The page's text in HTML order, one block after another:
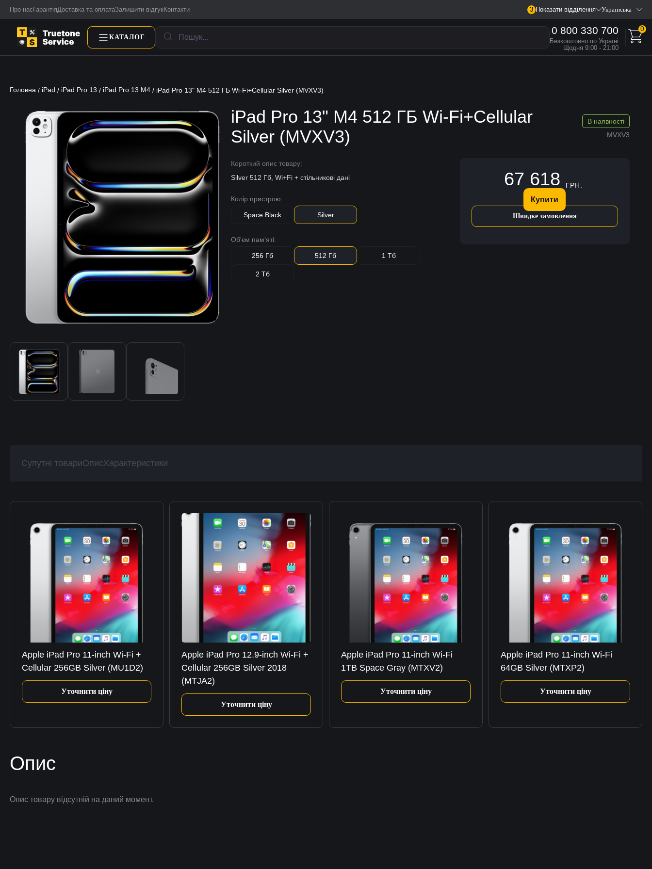
Про нас ГарантіяДоставка та оплатаЗалишити відгукКонтакти 3 Показати відділення Українська
КАТАЛОГ
0 800 330 700
Безкоштовно по Україні
Щодня 9:00 - 21:00
0
Головна / iPad / iPad Pro 13 / iPad Pro 13 M4 / iPad Pro 13" M4 512 ГБ Wi-Fi+Cellular Silver (MVXV3)
iPad Pro 13" M4 512 ГБ Wi-Fi+Cellular
Silver (MVXV3)
MVXV3
В наявності
Короткий опис товару:
Silver 512 Гб, Wi+Fi + стільникові дані
Колір пристрою:
Space Black Silver
Об'єм пам'яті:
256 Гб 512 Гб 1 Тб
2 Тб
67 618 ГРН.
Купити
Швидке замовлення
Супутні товариОписХарактеристики
Apple iPad Pro 11-inch Wi-Fi +
Cellular 256GB Silver (MU1D2)
Уточнити ціну
Apple iPad Pro 12.9-inch Wi-Fi +
Cellular 256GB Silver 2018
(MTJA2)
Уточнити ціну
Apple iPad Pro 11-inch Wi-Fi
1TB Space Gray (MTXV2)
Уточнити ціну
Apple iPad Pro 11-inch Wi-Fi
64GB Silver (MTXP2)
Уточнити ціну
Опис
Опис товару відсутній на даний момент.